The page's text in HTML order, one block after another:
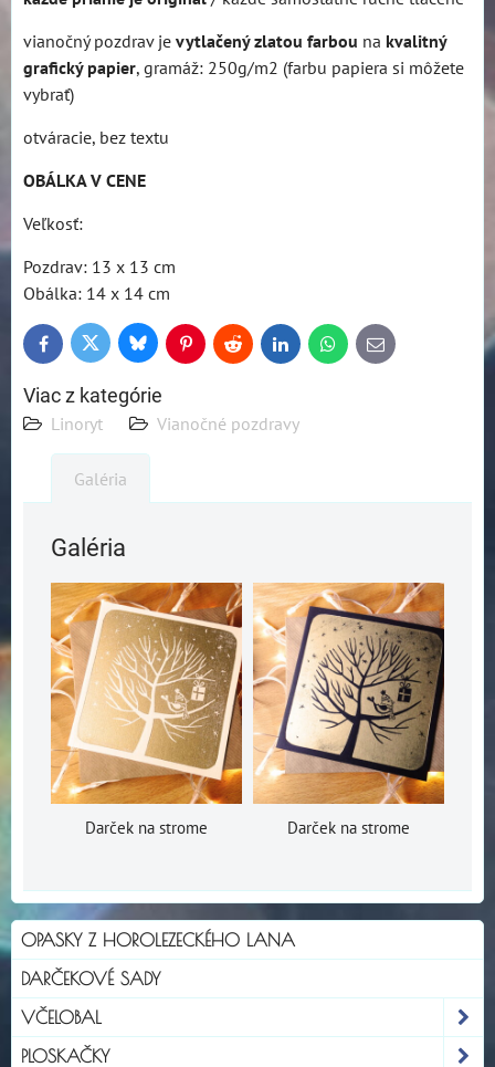
vianočný pozdrav je vytlačený zlatou farbou na kvalitný
grafický papier, gramáž: 250g/m2 (farbu papiera si môžete
vybrať)
otváracie, bez textu
OBÁLKA V CENE
Veľkosť:
Pozdrav: 13 x 13 cm
Obálka: 14 x 14 cm
FacebookTwitter BlueskyPinterestReddit LinkedInWhatsApp
E-
mail
Viac z kategórie
Linoryt Vianočné pozdravy
Galéria
Galéria
Darček na strome Darček na strome
OPASKY Z HOROLEZECKÉHO LANA
DARČEKOVÉ SADY
VČELOBAL
PLOSKAČKY